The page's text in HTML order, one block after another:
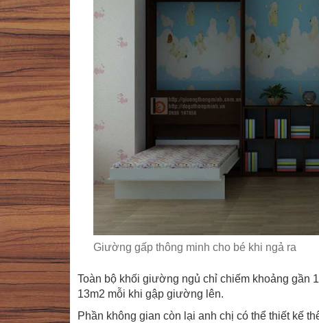
Giường gấp thông minh cho bé khi ngả ra
Toàn bộ khối giường ngủ chỉ chiếm khoảng gần
13m2 mỗi khi gập giường lên.
Phần không gian còn lại anh chị có thể thiết kế